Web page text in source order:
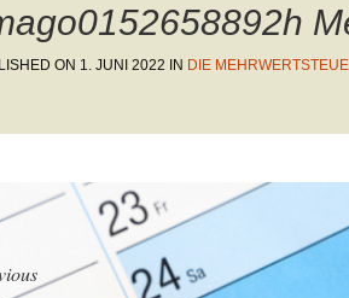
ON 1. JUNI 2022 IN DIE